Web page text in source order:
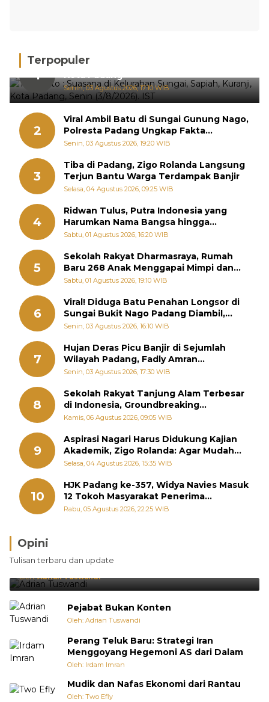
Terpopuler
1
Hujan Deras, 15 Titik Banjir Terdeteksi di
Kota Padang
Senin, 03 Agustus 2026, 17:10 WIB
2
Viral Ambil Batu di Sungai Gunung Nago,
Polresta Padang Ungkap Fakta
Sebenarnya
Senin, 03 Agustus 2026, 19:20 WIB
3
Tiba di Padang, Zigo Rolanda Langsung
Terjun Bantu Warga Terdampak Banjir
Selasa, 04 Agustus 2026, 09:25 WIB
4
Ridwan Tulus, Putra Indonesia yang
Harumkan Nama Bangsa hingga
Diabadikan dalam Buku Jepang
Sabtu, 01 Agustus 2026, 16:20 WIB
5
Sekolah Rakyat Dharmasraya, Rumah
Baru 268 Anak Menggapai Mimpi dan
Memutus Rantai Kemiskinan
Sabtu, 01 Agustus 2026, 19:10 WIB
6
Viral! Diduga Batu Penahan Longsor di
Sungai Bukit Nago Padang Diambil,
Warga Khawatir Bencana Terulang
Senin, 03 Agustus 2026, 16:10 WIB
7
Hujan Deras Picu Banjir di Sejumlah
Wilayah Padang, Fadly Amran
Perintahkan OPD Siaga
Senin, 03 Agustus 2026, 17:30 WIB
8
Sekolah Rakyat Tanjung Alam Terbesar
di Indonesia, Groundbreaking
September
Kamis, 06 Agustus 2026, 09:05 WIB
9
Aspirasi Nagari Harus Didukung Kajian
Akademik, Zigo Rolanda: Agar Mudah
Diperjuangkan di Kementerian
Selasa, 04 Agustus 2026, 15:35 WIB
10
HJK Padang ke-357, Widya Navies Masuk
12 Tokoh Masyarakat Penerima
Penghargaan Pemko Padang
Rabu, 05 Agustus 2026, 22:25 WIB
Opini
Tulisan terbaru dan update
Brasil Lebih Diunggulkan, tetapi Jepang Selalu
Punya Cara Membuat Kejutan
Oleh:Adrian Tuswandi
Pejabat Bukan Konten
Oleh: Adrian Tuswandi
Perang Teluk Baru: Strategi Iran
Menggoyang Hegemoni AS dari Dalam
Oleh: Irdam Imran
Mudik dan Nafas Ekonomi dari Rantau
Oleh: Two Efly